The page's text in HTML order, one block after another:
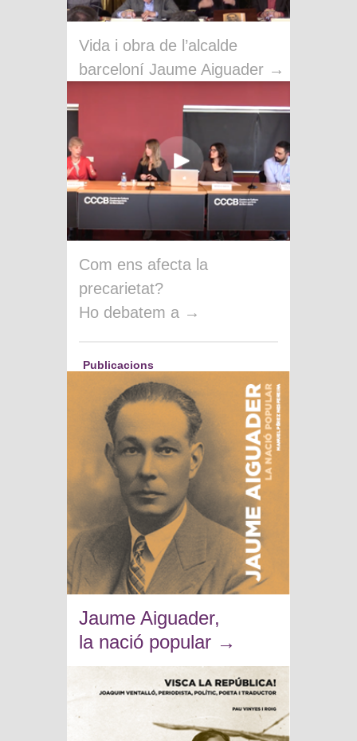
Vida i obra de l’alcalde
barceloní Jaume Aiguader →
Com ens afecta la
precarietat?
Ho debatem a →
Publicacions
Jaume Aiguader,
la nació popular →